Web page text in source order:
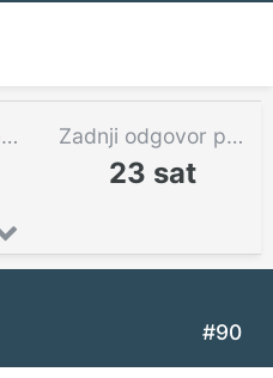
Kreirano pre Zadnji odgovor pre
23 sat
#90